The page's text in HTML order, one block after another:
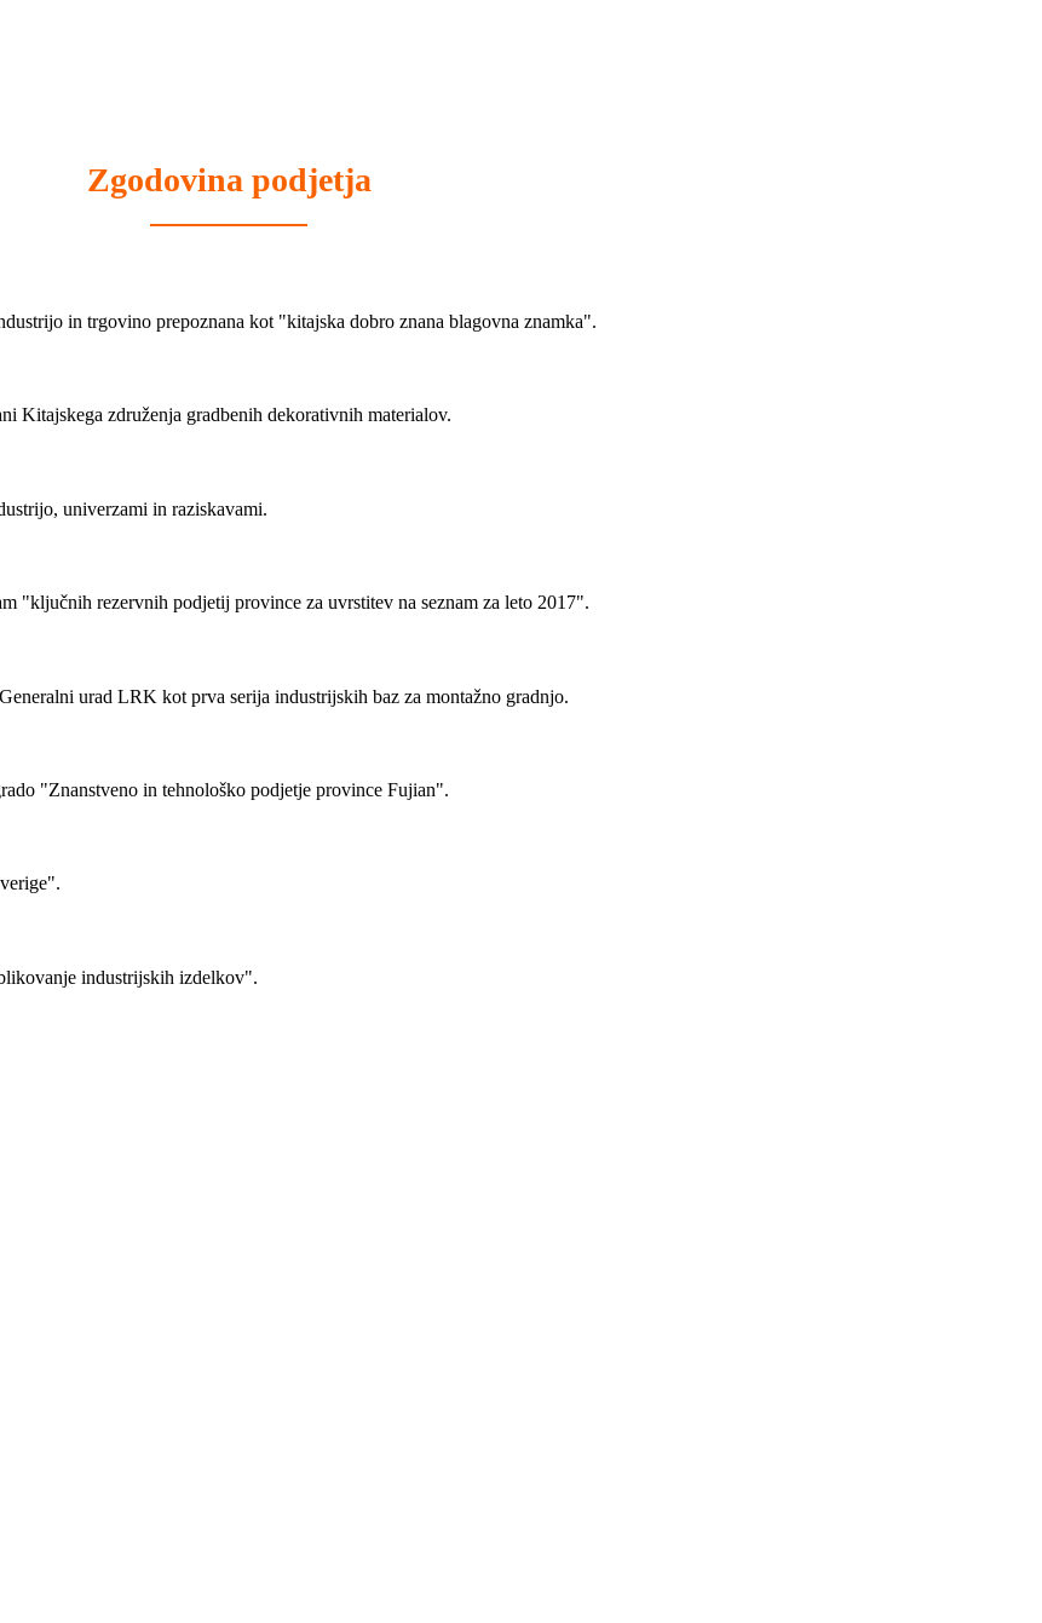
Zgodovina podjetja
in trgovino prepoznana kot "kitajska dobro znana blagovna znamka".
Kitajskega združenja gradbenih dekorativnih materialov.
univerzami in raziskavami.
"ključnih rezervnih podjetij province za uvrstitev na seznam za leto 2017".
urad LRK kot prva serija industrijskih baz za montažno gradnjo.
"Znanstveno in tehnološko podjetje province Fujian".
industrijskih izdelkov".